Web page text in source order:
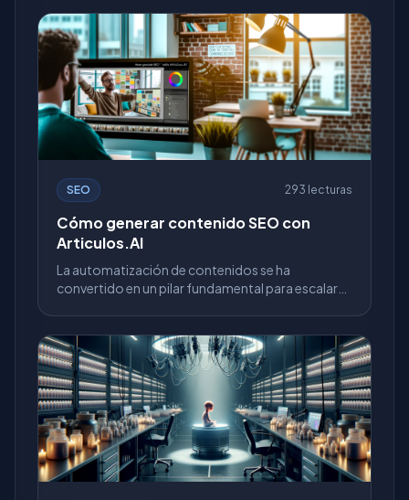
SEO 293 lecturas
Cómo generar contenido SEO con
Articulos.AI
La automatización de contenidos se ha
convertido en un pilar fundamental para escalar